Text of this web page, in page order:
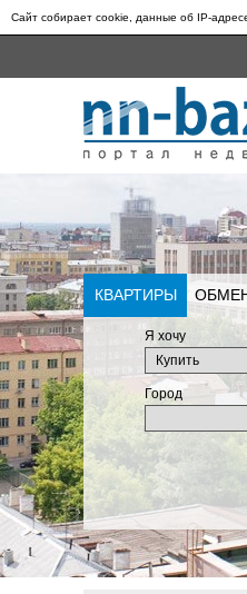
Сайт собирает cookie, данные об IP-
КВАРТИРЫ
Я хочу
Город